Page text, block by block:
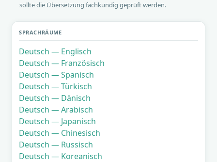
sollte die Übersetzung fachkundig geprüft werden.
SPRACHRÄUME
Deutsch — Englisch
Deutsch — Französisch
Deutsch — Spanisch
Deutsch — Türkisch
Deutsch — Dänisch
Deutsch — Arabisch
Deutsch — Japanisch
Deutsch — Chinesisch
Deutsch — Russisch
Deutsch — Koreanisch